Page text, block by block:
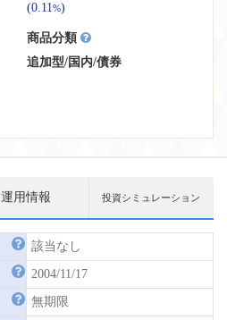
(0.11%)
商品分類
追加型/国内/債券
運用情報 投資シミュレーション
該当なし
2004/11/17
無期限